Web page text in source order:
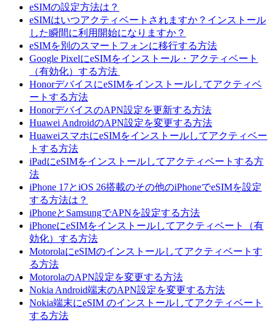
eSIMの設定方法は？
eSIMはいつアクティベートされますか？インストール
した瞬間に利用開始になりますか？
eSIMを別のスマートフォンに移行する方法
Google PixelにeSIMをインストール・アクティベート
（有効化）する方法
HonorデバイスにeSIMをインストールしてアクティベ
ートする方法
HonorデバイスのAPN設定を更新する方法
Huawei AndroidのAPN設定を変更する方法
HuaweiスマホにeSIMをインストールしてアクティベー
トする方法
iPadにeSIMをインストールしてアクティベートする方
法
iPhone 17とiOS 26搭載のその他のiPhoneでeSIMを設定
する方法は？
iPhoneとSamsungでAPNを設定する方法
iPhoneにeSIMをインストールしてアクティベート（有
効化）する方法
MotorolaにeSIMのインストールしてアクティベートす
る方法
MotorolaのAPN設定を変更する方法
Nokia Android端末のAPN設定を変更する方法
Nokia端末にeSIM のインストールしてアクティベート
する方法